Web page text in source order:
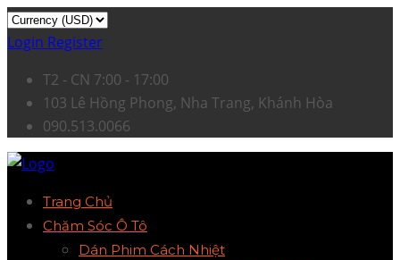
Login Register
T2 - CN 7:00 - 17:00
103 Lê Hồng Phong, Nha Trang, Khánh Hòa
090.513.0066
Trang Chủ
Chăm Sóc Ô Tô
Dán Phim Cách Nhiệt